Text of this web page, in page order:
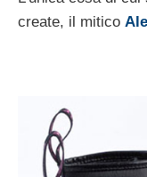
create, il mitico